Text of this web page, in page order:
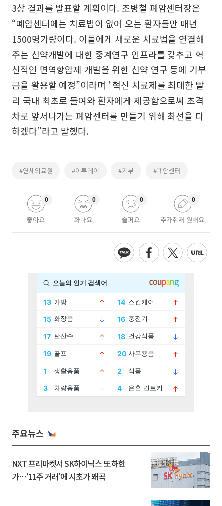
3상 결과를 발표할 계획이다. 조병철 폐암센터장은
“폐암센터에는 치료법이 없어 오는 환자들만 매년
1500명가량이다. 이들에게 새로운 치료법을 연결해
주는 신약개발에 대한 중계연구 인프라를 갖추고 혁
신적인 면역항암제 개발을 위한 신약 연구 등에 기부
금을 활용할 예정”이라며 “혁신 치료제를 최대한 빨
리 국내 최초로 들여와 환자에게 제공함으로써 초격
차로 앞서나가는 폐암센터를 만들기 위해 최선을 다
하겠다”라고 말했다.
#연세의료원 #이투데이 #기부 #폐암센터
좋아요
0
화나요
0
슬퍼요
0
추가취재 원해요
0
주요뉴스
NXT 프리마켓서 SK하이닉스 또 하한
가⋯‘11주 거래’에 시초가 왜곡